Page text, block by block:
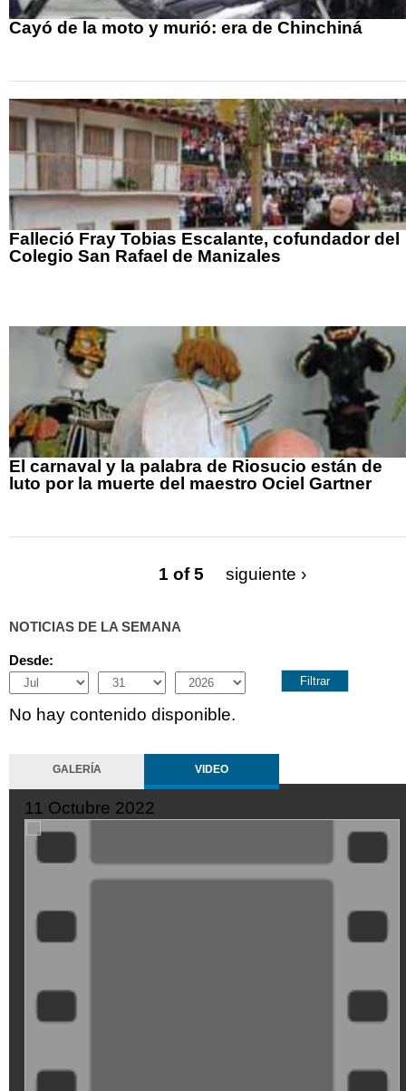
Cayó de la moto y murió: era de Chinchiná
Falleció Fray Tobias Escalante, cofundador del
Colegio San Rafael de Manizales
El carnaval y la palabra de Riosucio están de
luto por la muerte del maestro Ociel Gartner
1 of 5 siguiente ›
NOTICIAS DE LA SEMANA
Desde:
Month
Day Year
No hay contenido disponible.
GALERÍA VIDEO
11 Octubre 2022
SeQiPrxjl-